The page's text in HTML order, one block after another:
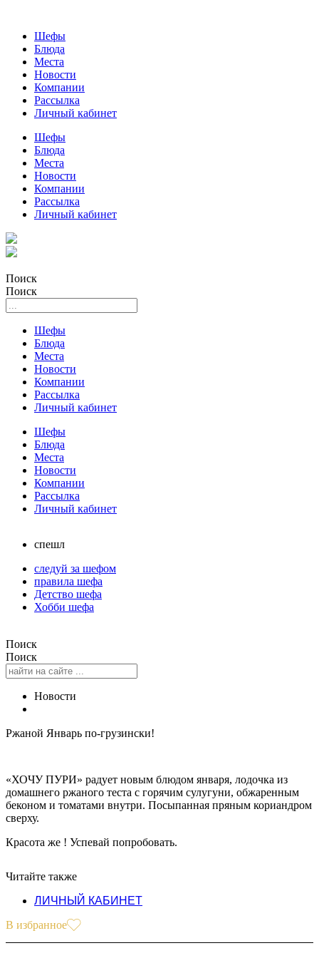
Шефы
Блюда
Места
Новости
Компании
Рассылка
Личный кабинет
Шефы
Блюда
Места
Новости
Компании
Рассылка
Личный кабинет
Поиск
Поиск
Шефы
Блюда
Места
Новости
Компании
Рассылка
Личный кабинет
Шефы
Блюда
Места
Новости
Компании
Рассылка
Личный кабинет
спешл
следуй за шефом
правила шефа
Детство шефа
Хобби шефа
Поиск
Поиск
Новости
Ржаной Январь по-грузински!
«ХОЧУ ПУРИ» радует новым блюдом января, лодочка из
домашнего ржаного теста с горячим сулугуни, обжаренным
беконом и томатами внутри. Посыпанная пряным кориандром
сверху.
Красота же ! Успевай попробовать.
Читайте также
ЛИЧНЫЙ КАБИНЕТ
В избранное